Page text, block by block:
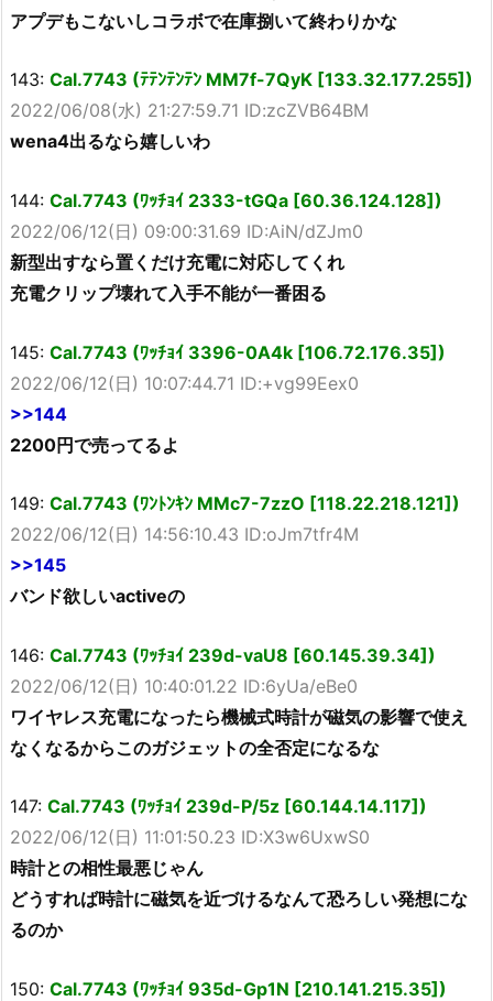
アプデもこないしコラボで在庫捌いて終わりかな
143: Cal.7743 (ﾃﾃﾝﾃﾝﾃﾝ MM7f-7QyK [133.32.177.255])
2022/06/08(水) 21:27:59.71 ID:zcZVB64BM
wena4出るなら嬉しいわ
144: Cal.7743 (ﾜｯﾁｮｲ 2333-tGQa [60.36.124.128])
2022/06/12(日) 09:00:31.69 ID:AiN/dZJm0
新型出すなら置くだけ充電に対応してくれ
充電クリップ壊れて入手不能が一番困る
145: Cal.7743 (ﾜｯﾁｮｲ 3396-0A4k [106.72.176.35])
2022/06/12(日) 10:07:44.71 ID:+vg99Eex0
>>144
2200円で売ってるよ
149: Cal.7743 (ﾜﾝﾄﾝｷﾝ MMc7-7zzO [118.22.218.121])
2022/06/12(日) 14:56:10.43 ID:oJm7tfr4M
>>145
バンド欲しいactiveの
146: Cal.7743 (ﾜｯﾁｮｲ 239d-vaU8 [60.145.39.34])
2022/06/12(日) 10:40:01.22 ID:6yUa/eBe0
ワイヤレス充電になったら機械式時計が磁気の影響で使え
なくなるからこのガジェットの全否定になるな
147: Cal.7743 (ﾜｯﾁｮｲ 239d-P/5z [60.144.14.117])
2022/06/12(日) 11:01:50.23 ID:X3w6UxwS0
時計との相性最悪じゃん
どうすれば時計に磁気を近づけるなんて恐ろしい発想にな
るのか
150: Cal.7743 (ﾜｯﾁｮｲ 935d-Gp1N [210.141.215.35])